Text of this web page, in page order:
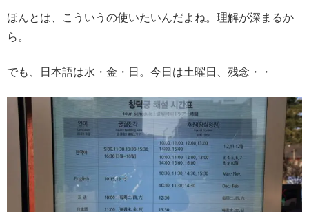
ほんとは、こういうの使いたいんだよね。理解が深まるか
ら。
でも、日本語は水・金・日。今日は土曜日、残念・・